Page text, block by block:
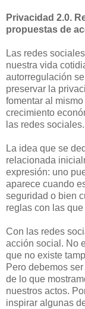
Privacidad 2.0.
propuestas de
Las redes
nuestra vida
autorregulación
preservar la
fomentar al
crecimiento
las redes sociales.
La idea que se
relacionada
expresión: uno
aparece cuando
seguridad o bien
reglas con las
Con las redes
acción social. No
que no existe
Pero debemos
de lo que
nuestros actos.
inspirar algunas